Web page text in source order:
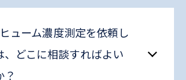
ューム濃度測定を依頼し
、どこに相談すればよい
？